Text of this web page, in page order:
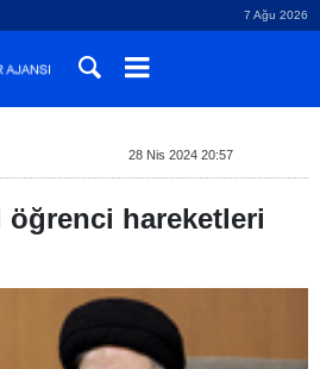
7 Ağu 2026
28 Nis 2024 20:57
öğrenci hareketleri